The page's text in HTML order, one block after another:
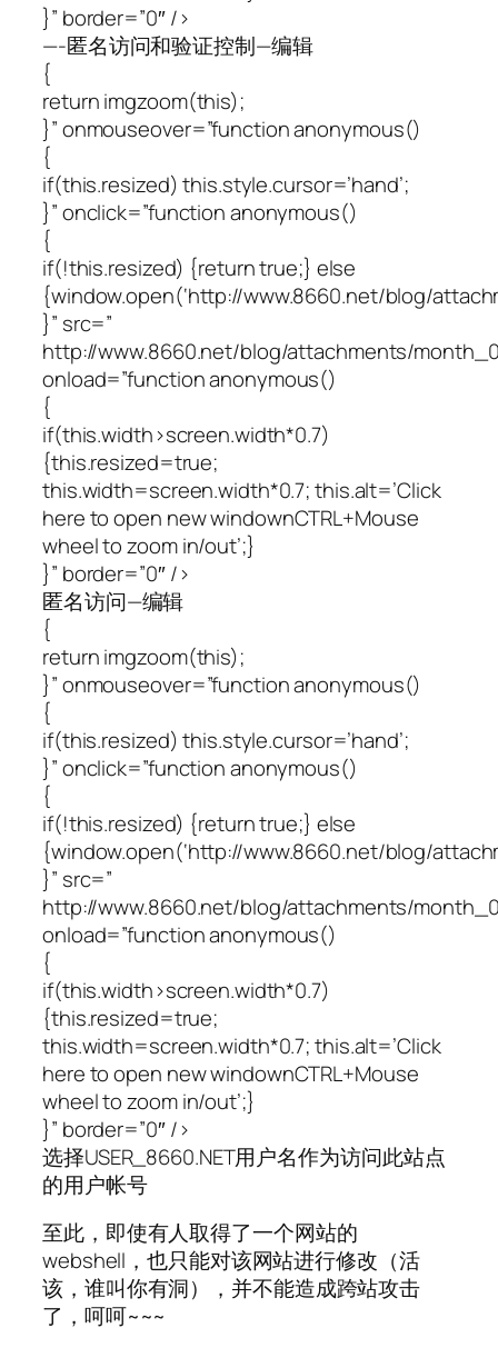
}” border=”0″ />
—-匿名访问和验证控制—编辑
{
return imgzoom(this);
}” onmouseover=”function anonymous()
{
if(this.resized) this.style.cursor=’hand’;
}” onclick=”function anonymous()
{
if(!this.resized) {return true;} else
{window.open(‘http://www.8660.net/blog/
}” src=”
http://www.8660.net/blog/attachments/
onload=”function anonymous()
{
if(this.width>screen.width*0.7)
{this.resized=true;
this.width=screen.width*0.7; this.alt=’Click
here to open new windownCTRL+Mouse
wheel to zoom in/out’;}
}” border=”0″ />
匿名访问—编辑
{
return imgzoom(this);
}” onmouseover=”function anonymous()
{
if(this.resized) this.style.cursor=’hand’;
}” onclick=”function anonymous()
{
if(!this.resized) {return true;} else
{window.open(‘http://www.8660.net/blog/
}” src=”
http://www.8660.net/blog/attachments/
onload=”function anonymous()
{
if(this.width>screen.width*0.7)
{this.resized=true;
this.width=screen.width*0.7; this.alt=’Click
here to open new windownCTRL+Mouse
wheel to zoom in/out’;}
}” border=”0″ />
选择USER_8660.NET用户名作为访问此站点
的用户帐号
至此，即使有人取得了一个网站的
webshell，也只能对该网站进行修改（活
该，谁叫你有洞），并不能造成跨站攻击
了，呵呵~~~